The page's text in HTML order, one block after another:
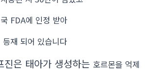
FDA에 인정 받아
재 되어 있습니다
진은 태아가 생성하는 호르몬을 억제